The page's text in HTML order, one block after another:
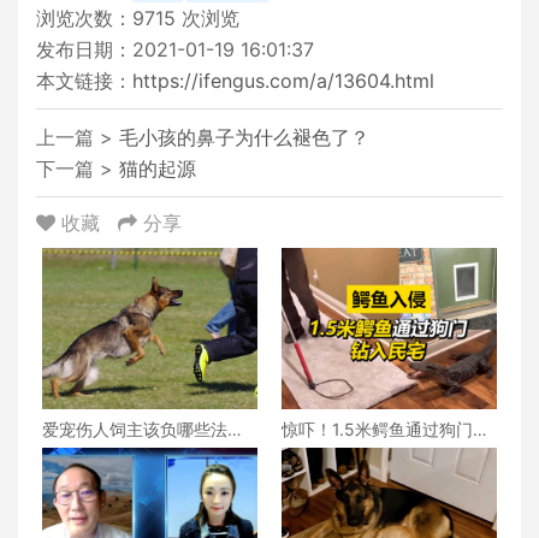
浏览次数： 9715 次浏览
发布日期：2021-01-19 16:01:37
本文链接： https://ifengus.com/a/13604.html
上一篇 > 毛小孩的鼻子为什么褪色了？
下一篇 > 猫的起源
收藏 分享
爱宠伤人饲主该负哪些法律
责任？
惊吓！1.5米鳄鱼通过狗门钻
入民宅